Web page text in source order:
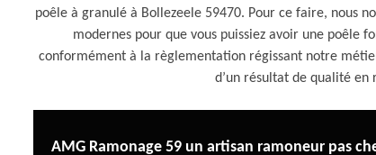
poêle à granulé à Bollezeele 59470. Pour ce faire, nous
modernes pour que vous puissiez avoir une poêle
conformément à la règlementation régissant notre
d’un résultat de qualité en
AMG Ramonage 59 un artisan ramoneur pas